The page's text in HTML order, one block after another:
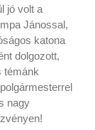
jó volt a
Jánossal,
katona
dolgozott,
témánk
nagy